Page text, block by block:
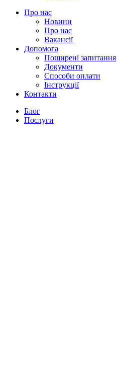
Про нас
Новини
Про нас
Вакансії
Допомога
Поширені запитання
Документи
Способи оплати
Інструкції
Контакти
Блог
Послуги